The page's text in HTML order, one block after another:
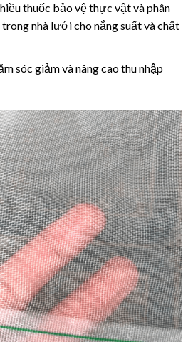
thuốc bảo vệ thực vật và phân
nhà lưới cho nắng suất và chất
sóc giảm và nâng cao thu nhập